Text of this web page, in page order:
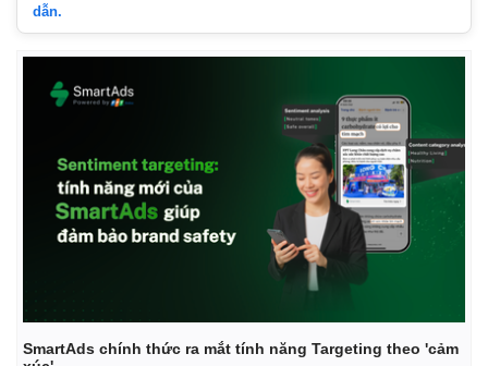
Thế giới
Quan sát
Cuộc sống đó đây
Hồ sơ
Multimedia
Video
Ảnh
E-Magazine
Infographic
dẫn.
SmartAds chính thức ra mắt tính năng Targeting theo 'cảm